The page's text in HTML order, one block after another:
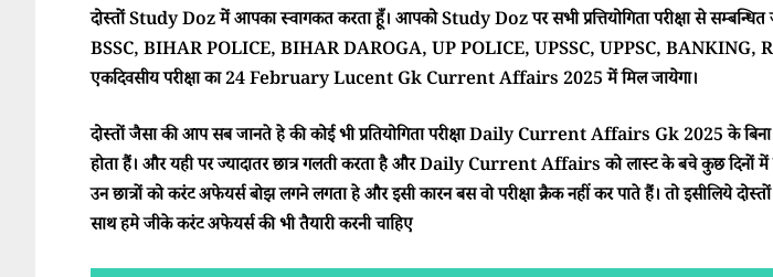
दोस्तों Study Doz में आपका स्वागकत करता हूँ। आपको Study Doz पर सभी प्रत्तियोगिता परीक्षा से
BSSC, BIHAR POLICE, BIHAR DAROGA, UP POLICE, UPSSC, UPPSC, BANKING,
एकदिवसीय परीक्षा का 24 February Lucent Gk Current Affairs 2025 में मिल जायेगा।
दोस्तों जैसा की आप सब जानते हे की कोई भी प्रतियोगिता परीक्षा Daily Current Affairs Gk 2025 के बिना
होता हैं। और यही पर ज्यादातर छात्र गलती करता है और Daily Current Affairs को लास्ट के बचे कुछ दिनों
उन छात्रों को करंट अफेयर्स बोझ लगने लगता हे और इसी कारन बस वो परीक्षा क्रैक नहीं कर पाते हैं। तो इसीलिये
साथ हमे जीके करंट अफेयर्स की भी तैयारी करनी चाहिए